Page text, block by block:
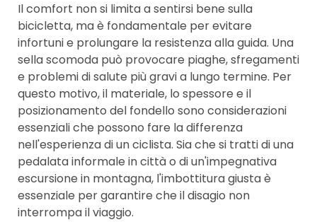
Il comfort non si limita a sentirsi bene sulla
bicicletta, ma è fondamentale per evitare
infortuni e prolungare la resistenza alla guida. Una
sella scomoda può provocare piaghe, sfregamenti
e problemi di salute più gravi a lungo termine. Per
questo motivo, il materiale, lo spessore e il
posizionamento del fondello sono considerazioni
essenziali che possono fare la differenza
nell'esperienza di un ciclista. Sia che si tratti di una
pedalata informale in città o di un'impegnativa
escursione in montagna, l'imbottitura giusta è
essenziale per garantire che il disagio non
interrompa il viaggio.